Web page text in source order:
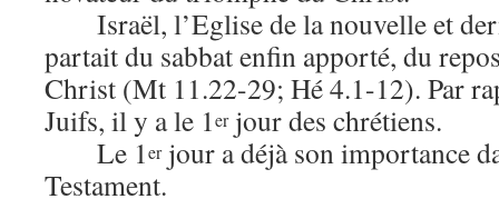
Israël, l’Eglise de la nouvelle et
partait du sabbat enfin apporté, du
Christ (Mt 11.22-29; Hé 4.1-12). Par
Juifs, il y a le 1erjour des chrétiens.
Le 1erjour a déjà son importance
Testament.